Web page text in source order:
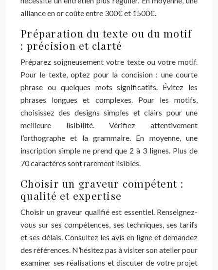
alliance en or coûte entre 300€ et 1500€.
Préparation du texte ou du motif
: précision et clarté
Préparez soigneusement votre texte ou votre motif.
Pour le texte, optez pour la concision : une courte
phrase ou quelques mots significatifs. Évitez les
phrases longues et complexes. Pour les motifs,
choisissez des designs simples et clairs pour une
meilleure lisibilité. Vérifiez attentivement
l’orthographe et la grammaire. En moyenne, une
inscription simple ne prend que 2 à 3 lignes. Plus de
70 caractères sont rarement lisibles.
Choisir un graveur compétent :
qualité et expertise
Choisir un graveur qualifié est essentiel. Renseignez-
vous sur ses compétences, ses techniques, ses tarifs
et ses délais. Consultez les avis en ligne et demandez
des références. N’hésitez pas à visiter son atelier pour
examiner ses réalisations et discuter de votre projet